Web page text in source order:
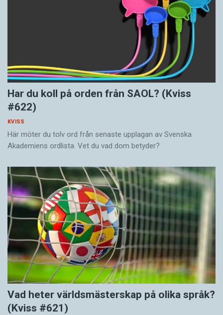
Har du koll på orden från SAOL? (Kviss
#622)
KVISS
Här möter du tolv ord från senaste upplagan av Svenska
Akademiens ordlista. Vet du vad dom betyder?
Vad heter världsmästerskap på olika språk?
(Kviss #621)